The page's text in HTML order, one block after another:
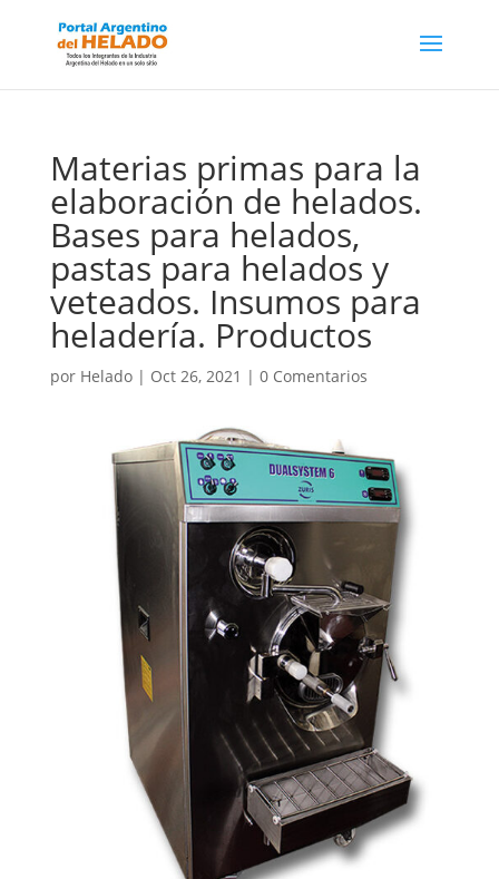
Materias primas para la
elaboración de helados.
Bases para helados,
pastas para helados y
veteados. Insumos para
heladería. Productos
por Helado| Oct 26, 2021 | 0 Comentarios